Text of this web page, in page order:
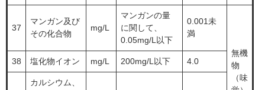
37
マンガン及び
その化合物
mg/L
マンガンの量
に関して、
0.05mg/L以下
0.001未
満
無機
物
（味
38 塩化物イオン mg/L 200mg/L以下 4.0
カルシウム、